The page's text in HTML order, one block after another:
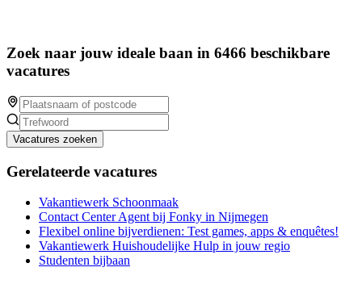
Zoek naar jouw ideale baan in 6466 beschikbare
vacatures
Vacatures zoeken
Gerelateerde vacatures
Vakantiewerk Schoonmaak
Contact Center Agent bij Fonky in Nijmegen
Flexibel online bijverdienen: Test games, apps & enquêtes!
Vakantiewerk Huishoudelijke Hulp in jouw regio
Studenten bijbaan